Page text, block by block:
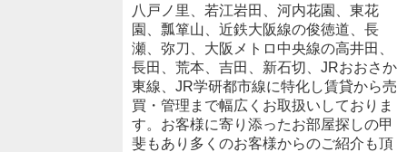
八戸ノ里、若江岩田、河内花園、東花
園、瓢箪山、近鉄大阪線の俊徳道、長
瀬、弥刀、大阪メトロ中央線の高井田、
長田、荒本、吉田、新石切、JRおおさか
東線、JR学研都市線に特化し賃貸から売
買・管理まで幅広くお取扱いしておりま
す。お客様に寄り添ったお部屋探しの甲
斐もあり多くのお客様からのご紹介も頂